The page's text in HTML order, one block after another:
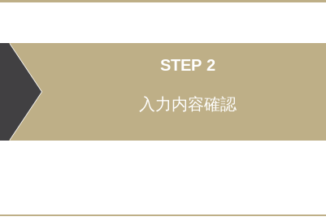
STEP 2
入力内容確認